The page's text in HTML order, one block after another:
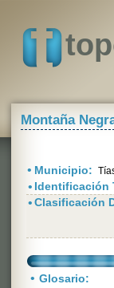
Montaña
• Municipio:
• Identificación
•Clasificación
• Glosario: